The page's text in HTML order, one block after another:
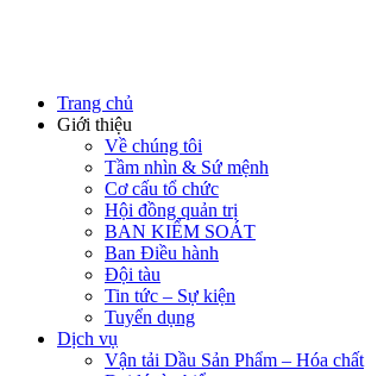
Trang chủ
Giới thiệu
Về chúng tôi
Tầm nhìn & Sứ mệnh
Cơ cấu tổ chức
Hội đồng quản trị
BAN KIỂM SOÁT
Ban Điều hành
Đội tàu
Tin tức – Sự kiện
Tuyển dụng
Dịch vụ
Vận tải Dầu Sản Phẩm – Hóa chất